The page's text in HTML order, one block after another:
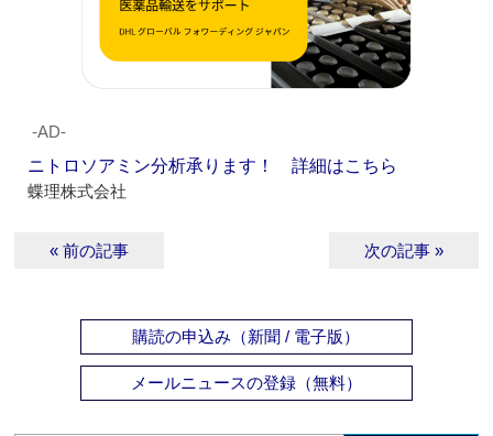
‐AD‐
ニトロソアミン分析承ります！ 詳細はこちら
蝶理株式会社
« 前の記事 次の記事 »
購読の申込み（新聞 / 電子版）
メールニュースの登録（無料）